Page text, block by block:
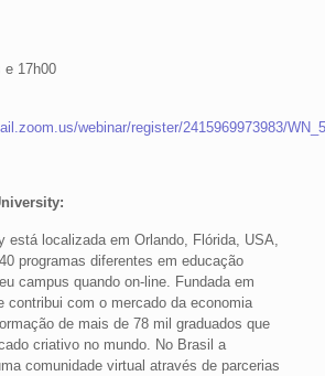
e 17h00
webinar/register/2415969973983/
está localizada em Orlando, Flórida, USA,
programas diferentes em educação
campus quando on-line. Fundada em
contribui com o mercado da economia
de mais de 78 mil graduados que
criativo no mundo. No Brasil a
comunidade virtual através de parcerias